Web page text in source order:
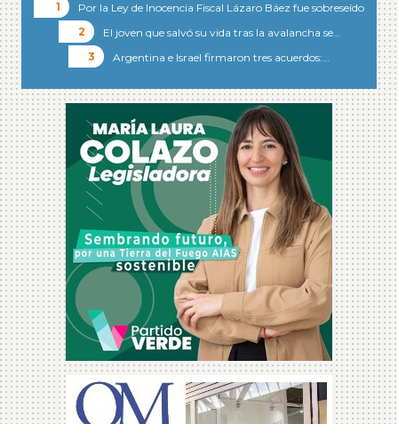
Por la Ley de Inocencia Fiscal Lázaro Báez fue sobreseído
El joven que salvó su vida tras la avalancha se…
Argentina e Israel firmaron tres acuerdos:…